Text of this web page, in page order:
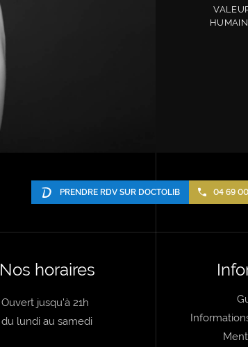
PRENDRE RDV SUR DOCTOLIB 04 69
Nos horaires
Ouvert jusqu'à 21h
du lundi au samedi